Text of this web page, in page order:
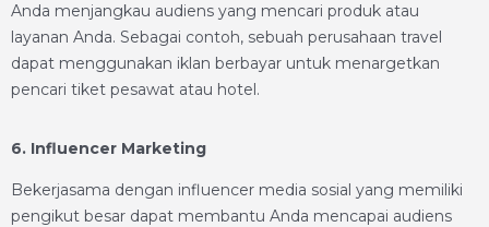
Anda menjangkau audiens yang mencari produk atau
layanan Anda. Sebagai contoh, sebuah perusahaan travel
dapat menggunakan iklan berbayar untuk menargetkan
pencari tiket pesawat atau hotel.
6. Influencer Marketing
Bekerjasama dengan influencer media sosial yang memiliki
pengikut besar dapat membantu Anda mencapai audiens